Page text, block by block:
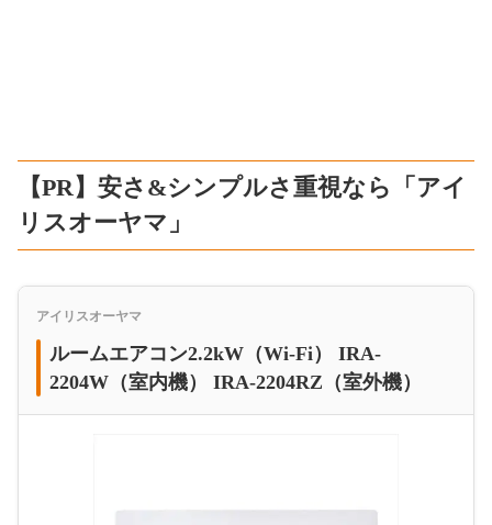
【PR】安さ&シンプルさ重視なら「アイ
リスオーヤマ」
アイリスオーヤマ
ルームエアコン2.2kW（Wi-Fi） IRA-
2204W（室内機） IRA-2204RZ（室外機）